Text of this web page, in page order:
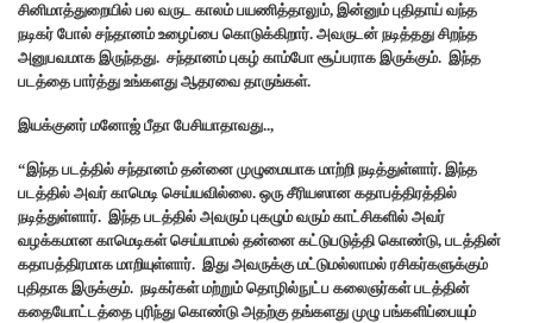
சினிமாத்துறையில் பல வருட காலம் பயணித்தாலும், இன்னும் புதிதாய் வந்த
நடிகர் போல் சந்தானம் உழைப்பை கொடுக்கிறார். அவருடன் நடித்தது சிறந்த
அனுபவமாக இருந்தது. சந்தானம் புகழ் காம்போ சூப்பராக இருக்கும். இந்த
படத்தை பார்த்து உங்களது ஆதரவை தாருங்கள்.
இயக்குனர் மனோஜ் பீதா பேசியாதாவது..,
“இந்த படத்தில் சந்தானம் தன்னை முழுமையாக மாற்றி நடித்துள்ளார். இந்த
படத்தில் அவர் காமெடி செய்யவில்லை. ஒரு சீரியஸான கதாபத்திரத்தில்
நடித்துள்ளார். இந்த படத்தில் அவரும் புகழும் வரும் காட்சிகளில் அவர்
வழக்கமான காமெடிகள் செய்யாமல் தன்னை கட்டுபடுத்தி கொண்டு, படத்தின்
கதாபத்திரமாக மாறியுள்ளார். இது அவருக்கு மட்டுமல்லாமல் ரசிகர்களுக்கும்
புதிதாக இருக்கும். நடிகர்கள் மற்றும் தொழில்நுட்ப கலைஞர்கள் படத்தின்
கதையோட்டத்தை புரிந்து கொண்டு அதற்கு தங்களது முழு பங்களிப்பையும்